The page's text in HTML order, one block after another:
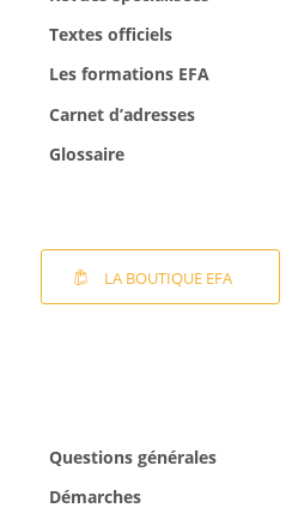
Textes officiels
Les formations EFA
Carnet d’adresses
Glossaire
LA BOUTIQUE EFA
Questions générales
Démarches